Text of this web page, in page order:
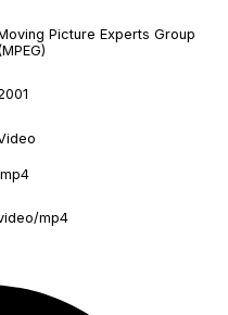
Picture Experts Group
mp4